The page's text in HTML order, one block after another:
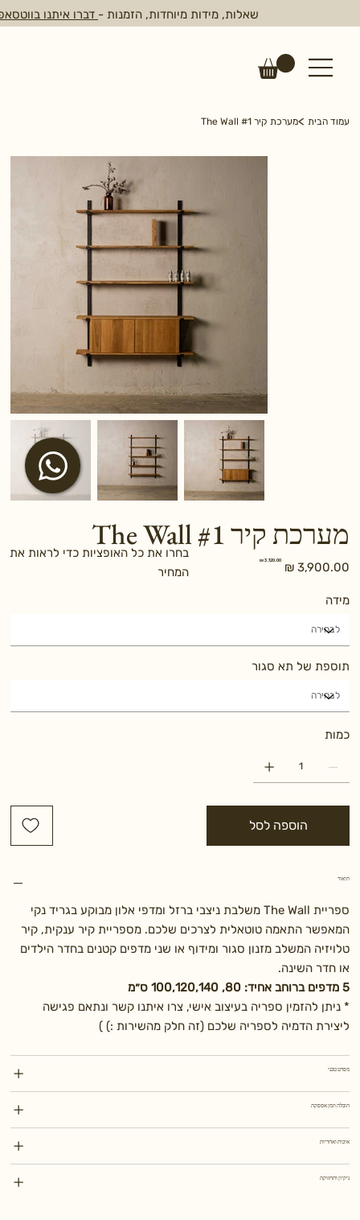
שאלות, מידות מיוחדות, הזמנות - דברו איתנו
עמוד הבית >מערכת קיר The Wall #1
מערכת קיר The Wall #1
מחיר
מקורי
מחיר
‏3,120.00 ‏₪
מידה
תוספת של תא סגור
כמות
הוספה לסל
תיאור
ספריית The Wall משלבת ניצבי ברזל ומדפי אלון מבוקע בגריד נקי
המאפשר התאמה טוטאלית לצרכים שלכם. מספריית קיר ענקית, קיר
טלויזיה המשלב מזנון סגור ומידוף או שני מדפים קטנים בחדר הילדים
או חדר השינה.
5 מדפים ברוחב אחיד: 80, 100,120,140 ס״מ
* ניתן להזמין ספריה בעיצוב אישי, צרו איתנו קשר ונתאם פגישה
ליצירת הדמיה לספריה שלכם (זה חלק מהשירות :) )
מפרט טכני
הובלה וזמן אספקה
איכות ואחריות
ניקיון ותחזוקה
בחרו את כל האופציות כדי לראות את
המחיר